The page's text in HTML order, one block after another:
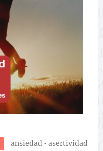
ansiedad • asertividad